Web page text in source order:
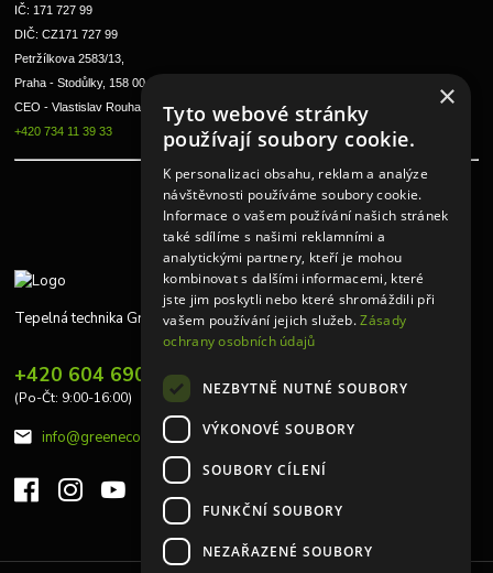
IČ: 171 727 99
DIČ: CZ171 727 99
Petržílkova 2583/13,
Praha - Stodůlky, 158 00
CEO - Vlastislav Rouha ml.
+420 734 11 39 33
Tepelná technika Greeneco
+420 604 690 848
(Po-Čt: 9:00-16:00)
info@greeneco.cz
×
Tyto webové stránky
používají soubory cookie.
K personalizaci obsahu, reklam a analýze
návštěvnosti používáme soubory cookie.
Informace o vašem používání našich stránek
také sdílíme s našimi reklamními a
analytickými partnery, kteří je mohou
kombinovat s dalšími informacemi, které
jste jim poskytli nebo které shromáždili při
vašem používání jejich služeb.Zásady
ochrany osobních údajů
NEZBYTNĚ NUTNÉ SOUBORY
VÝKONOVÉ SOUBORY
SOUBORY CÍLENÍ
FUNKČNÍ SOUBORY
NEZAŘAZENÉ SOUBORY